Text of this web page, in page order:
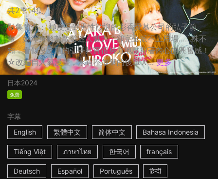
共2季14集
影集簡介： 極度受到男性歡迎的彩香愛慕公司的弘子前
輩，她渾身解數散發迷人魅力，卻完全派不上用場……殊不
知，看似沒反應的弘子其實很努力地壓抑著內心的興奮感！
☆改編自人氣漫畫，永遠不放棄的後輩Ｘ... 更多
日本2024
免費
字幕
English
繁體中文 简体中文 Bahasa Indonesia
Tiếng Việt ภาษาไทย 한국어 français
Deutsch Español Português हिन्दी